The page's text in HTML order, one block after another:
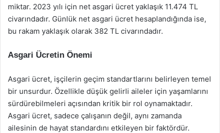
miktar. 2023 yılı için net asgari ücret yaklaşık 11.474 TL
civarındadır. Günlük net asgari ücret hesaplandığında ise,
bu rakam yaklaşık olarak 382 TL civarındadır.
Asgari Ücretin Önemi
Asgari ücret, işçilerin geçim standartlarını belirleyen temel
bir unsurdur. Özellikle düşük gelirli aileler için yaşamlarını
sürdürebilmeleri açısından kritik bir rol oynamaktadır.
Asgari ücret, sadece çalışanın değil, aynı zamanda
ailesinin de hayat standardını etkileyen bir faktördür.